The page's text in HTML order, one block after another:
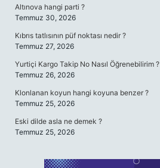
Altınova hangi parti ?
Temmuz 30, 2026
Kıbrıs tatlısının püf noktası nedir ?
Temmuz 27, 2026
Yurtiçi Kargo Takip No Nasıl Öğrenebilirim ?
Temmuz 26, 2026
Klonlanan koyun hangi koyuna benzer ?
Temmuz 25, 2026
Eski dilde asla ne demek ?
Temmuz 25, 2026